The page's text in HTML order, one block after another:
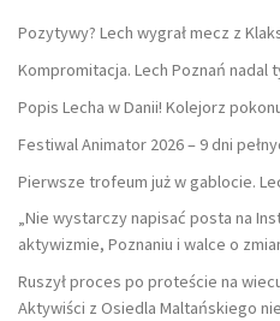
Pozytywy? Lech wygrał mecz z
Kompromitacja. Lech Poznań nadal
Popis Lecha w Danii! Kolejorz
Festiwal Animator 2026 – 9 dni
Pierwsze trofeum już w gablocie.
„Nie wystarczy napisać posta na
aktywizmie, Poznaniu i walce o
Ruszył proces po proteście na
Aktywiści z Osiedla Maltańskiego